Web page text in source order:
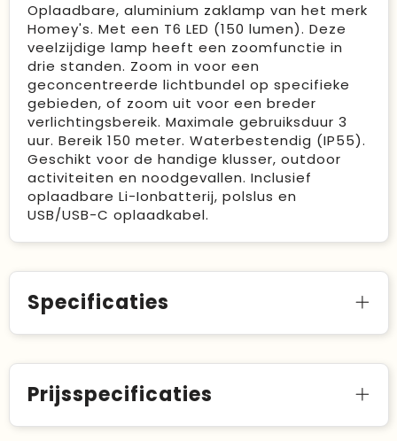
Oplaadbare, aluminium zaklamp van het merk
Homey's. Met een T6 LED (150 lumen). Deze
veelzijdige lamp heeft een zoomfunctie in
drie standen. Zoom in voor een
geconcentreerde lichtbundel op specifieke
gebieden, of zoom uit voor een breder
verlichtingsbereik. Maximale gebruiksduur 3
uur. Bereik 150 meter. Waterbestendig (IP55).
Geschikt voor de handige klusser, outdoor
activiteiten en noodgevallen. Inclusief
oplaadbare Li-Ionbatterij, polslus en
USB/USB-C oplaadkabel.
Specificaties
Prijsspecificaties